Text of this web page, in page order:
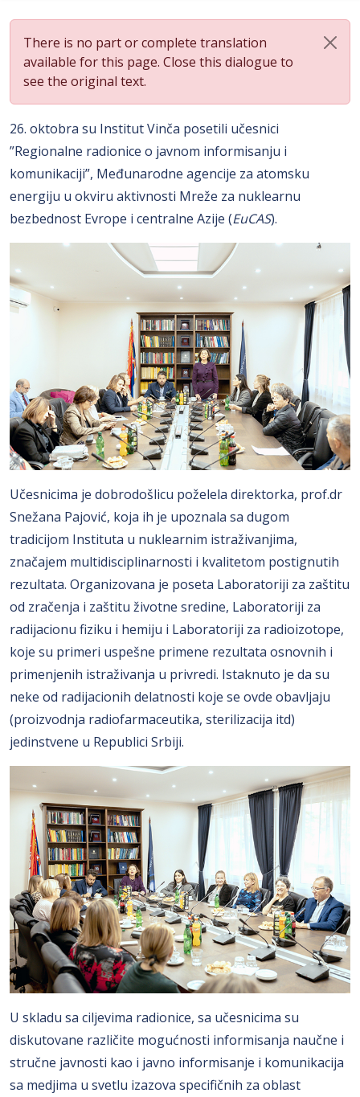
There is no part or complete translation
available for this page. Close this dialogue to
see the original text.
26. oktobra su Institut Vinča posetili učesnici
”Regionalne radionice o javnom informisanju i
komunikaciji”, Međunarodne agencije za atomsku
energiju u okviru aktivnosti Mreže za nuklearnu
bezbednost Evrope i centralne Azije (EuCAS).
Učesnicima je dobrodošlicu poželela direktorka, prof.dr
Snežana Pajović, koja ih je upoznala sa dugom
tradicijom Instituta u nuklearnim istraživanjima,
značajem multidisciplinarnosti i kvalitetom postignutih
rezultata. Organizovana je poseta Laboratoriji za zaštitu
od zračenja i zaštitu životne sredine, Laboratoriji za
radijacionu fiziku i hemiju i Laboratoriji za radioizotope,
koje su primeri uspešne primene rezultata osnovnih i
primenjenih istraživanja u privredi. Istaknuto je da su
neke od radijacionih delatnosti koje se ovde obavljaju
(proizvodnja radiofarmaceutika, sterilizacija itd)
jedinstvene u Republici Srbiji.
U skladu sa ciljevima radionice, sa učesnicima su
diskutovane različite mogućnosti informisanja naučne i
stručne javnosti kao i javno informisanje i komunikacija
sa medjima u svetlu izazova specifičnih za oblast